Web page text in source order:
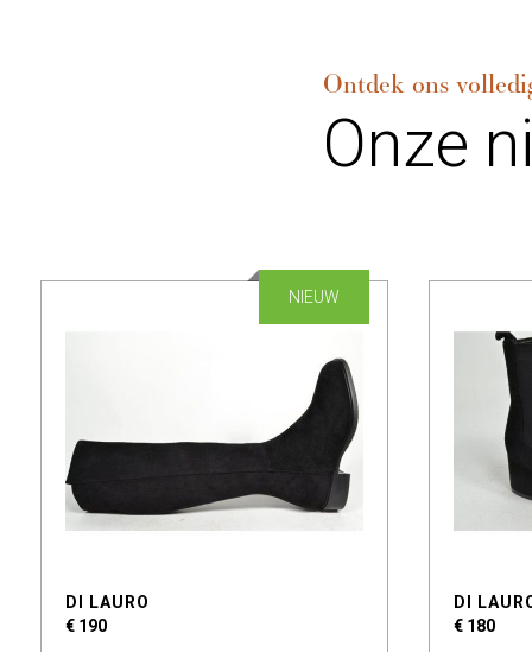
Ontdek ons
Onze
DI LAURO
€ 190
NIEUW
DI
€ 180